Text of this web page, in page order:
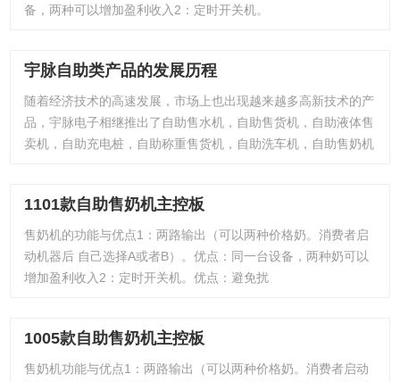
备，两种可以增加盈利收入2：定时开关机。
宇脉自助类产品的发展历程
随着经济技术的高速发展，市场上也出现越来越多高新技术的产
品，宇脉电子相继推出了自助售水机，自助售货机，自助液体售
卖机，自助充电桩，自助称重售货机，自助洗车机，自助售奶机
1101款自助售奶机主控板
售奶机的功能与优点1：两路输出（可以两种价格奶。消费者启
动机器后 自己选择A或者B）。优点：同一台设备，两种奶可以
增加盈利收入2：定时开关机。优点：避免扰
1005款自助售奶机主控板
售奶机功能与优点1：两路输出（可以两种价格奶。消费者启动